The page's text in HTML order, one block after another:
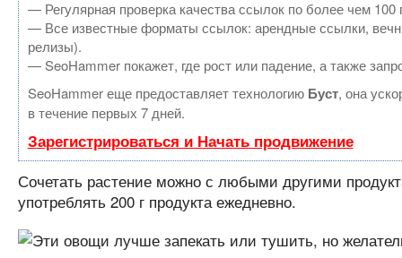
— Регулярная проверка качества ссылок по более чем
— Все известные форматы ссылок: арендные ссылки,
релизы).
— SeoHammer покажет, где рост или падение, а также
SeoHammer еще предоставляет технологию Буст, она
в течение первых 7 дней.
Зарегистрироваться и Начать продвижение
Сочетать растение можно с любыми другими
употреблять 200 г продукта ежедневно.